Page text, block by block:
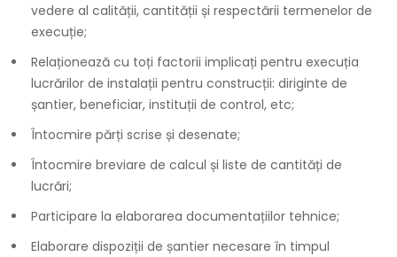
vedere al calității, cantității și respectării termenelor de
execuție;
Relaționează cu toți factorii implicați pentru execuția
lucrărilor de instalații pentru construcții: diriginte de
șantier, beneficiar, instituții de control, etc;
Întocmire părți scrise și desenate;
Întocmire breviare de calcul și liste de cantități de
lucrări;
Participare la elaborarea documentațiilor tehnice;
Elaborare dispoziții de șantier necesare în timpul